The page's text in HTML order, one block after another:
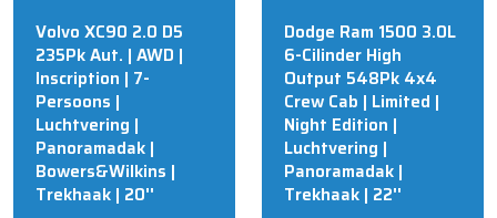
Volvo XC90 2.0 D5
235Pk Aut. | AWD |
Inscription | 7-
Persoons |
Luchtvering |
Panoramadak |
Bowers&Wilkins |
Trekhaak | 20''
Dodge Ram 1500 3.0L
6-Cilinder High
Output 548Pk 4x4
Crew Cab | Limited |
Night Edition |
Luchtvering |
Panoramadak |
Trekhaak | 22''